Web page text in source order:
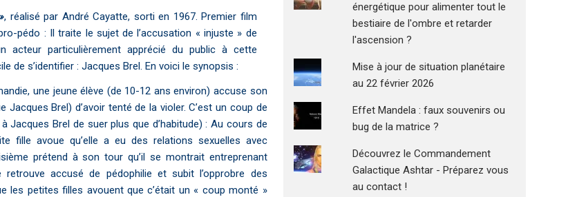
, réalisé par André Cayatte, sorti en 1967. Premier film
pédo : Il traite le sujet de l’accusation « injuste » de
acteur particulièrement apprécié du public à cette
de s’identifier : Jacques Brel. En voici le synopsis :
une jeune élève (de 10-12 ans environ) accuse son
Jacques Brel) d’avoir tenté de la violer. C’est un coup de
Jacques Brel de suer plus que d’habitude) : Au cours de
fille avoue qu’elle a eu des relations sexuelles avec
prétend à son tour qu’il se montrait entreprenant
accusé de pédophilie et subit l’opprobre des
les petites filles avouent que c’était un « coup monté »
énergétique pour alimenter tout le
bestiaire de l'ombre et retarder
l'ascension ?
Mise à jour de situation planétaire
au 22 février 2026
Effet Mandela : faux souvenirs ou
bug de la matrice ?
Découvrez le Commandement
Galactique Ashtar - Préparez vous
au contact !